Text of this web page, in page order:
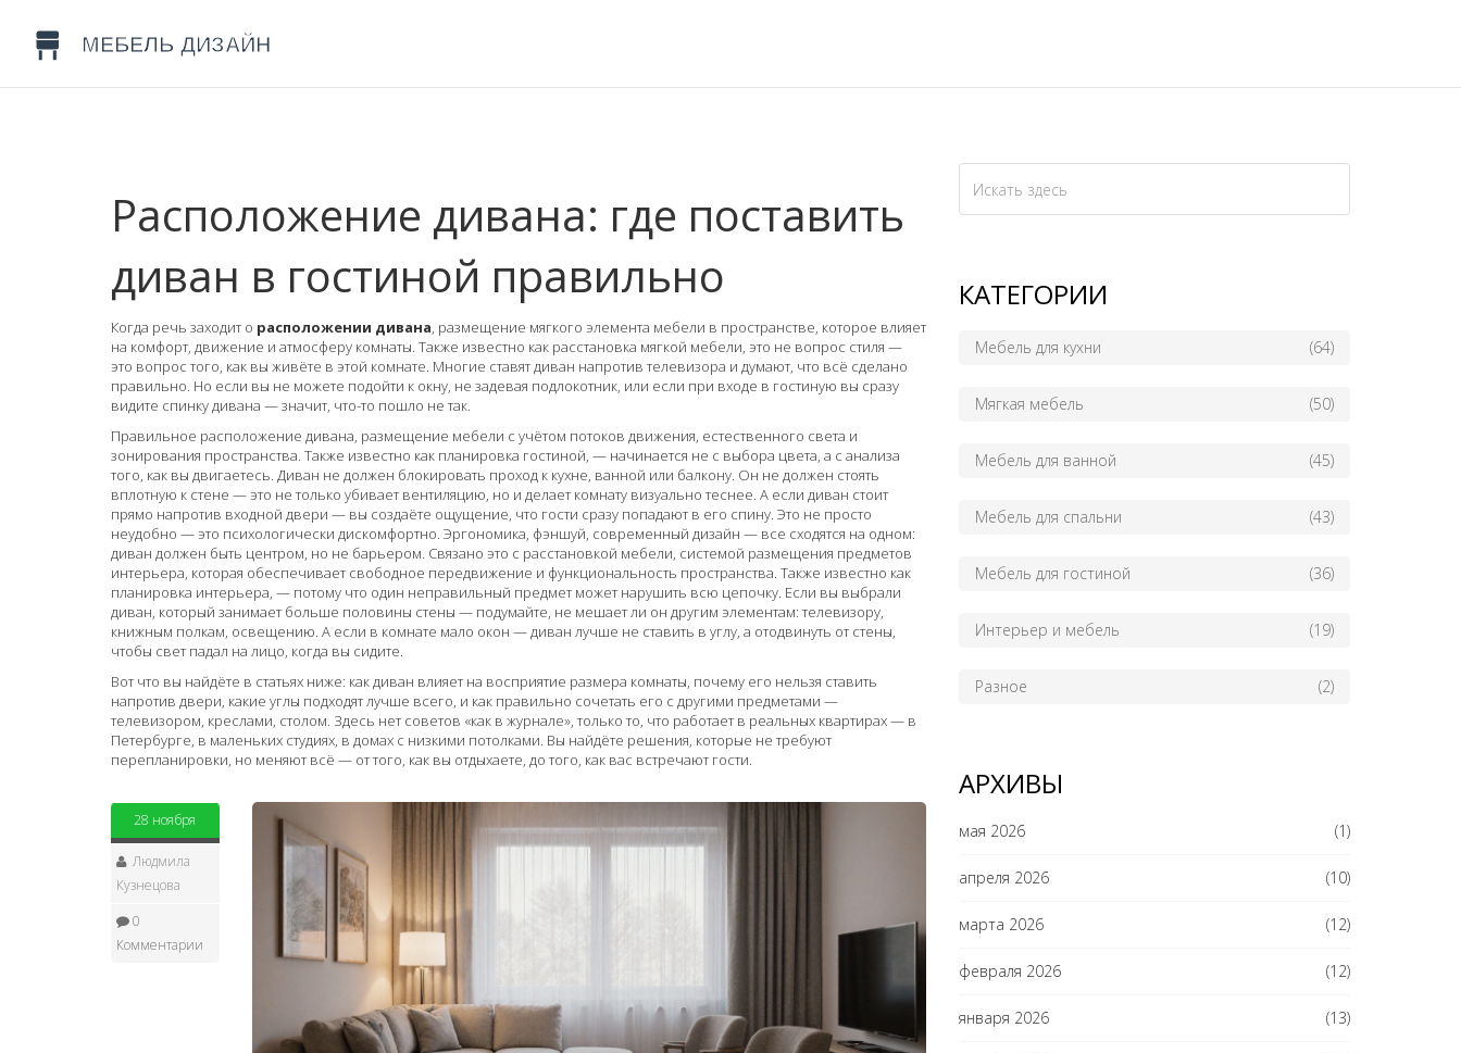
Расположение дивана: где поставить
диван в гостиной правильно
Когда речь заходит о расположении дивана, размещение мягкого элемента мебели в пространстве, которое влияет
на комфорт, движение и атмосферу комнаты. Также известно как расстановка мягкой мебели, это не вопрос стиля —
это вопрос того, как вы живёте в этой комнате. Многие ставят диван напротив телевизора и думают, что всё сделано
правильно. Но если вы не можете подойти к окну, не задевая подлокотник, или если при входе в гостиную вы сразу
видите спинку дивана — значит, что-то пошло не так.
Правильное расположение дивана, размещение мебели с учётом потоков движения, естественного света и
зонирования пространства. Также известно как планировка гостиной, — начинается не с выбора цвета, а с анализа
того, как вы двигаетесь. Диван не должен блокировать проход к кухне, ванной или балкону. Он не должен стоять
вплотную к стене — это не только убивает вентиляцию, но и делает комнату визуально теснее. А если диван стоит
прямо напротив входной двери — вы создаёте ощущение, что гости сразу попадают в его спину. Это не просто
неудобно — это психологически дискомфортно. Эргономика, фэншуй, современный дизайн — все сходятся на одном:
диван должен быть центром, но не барьером. Связано это с расстановкой мебели, системой размещения предметов
интерьера, которая обеспечивает свободное передвижение и функциональность пространства. Также известно как
планировка интерьера, — потому что один неправильный предмет может нарушить всю цепочку. Если вы выбрали
диван, который занимает больше половины стены — подумайте, не мешает ли он другим элементам: телевизору,
книжным полкам, освещению. А если в комнате мало окон — диван лучше не ставить в углу, а отодвинуть от стены,
чтобы свет падал на лицо, когда вы сидите.
Вот что вы найдёте в статьях ниже: как диван влияет на восприятие размера комнаты, почему его нельзя ставить
напротив двери, какие углы подходят лучше всего, и как правильно сочетать его с другими предметами —
телевизором, креслами, столом. Здесь нет советов «как в журнале», только то, что работает в реальных квартирах — в
Петербурге, в маленьких студиях, в домах с низкими потолками. Вы найдёте решения, которые не требуют
перепланировки, но меняют всё — от того, как вы отдыхаете, до того, как вас встречают гости.
28 ноября
Людмила
Кузнецова
0
Комментарии
КАТЕГОРИИ
Мебель для кухни (64)
Мягкая мебель (50)
Мебель для ванной (45)
Мебель для спальни (43)
Мебель для гостиной (36)
Интерьер и мебель (19)
Разное (2)
АРХИВЫ
мая 2026 (1)
апреля 2026 (10)
марта 2026 (12)
февраля 2026 (12)
января 2026 (13)